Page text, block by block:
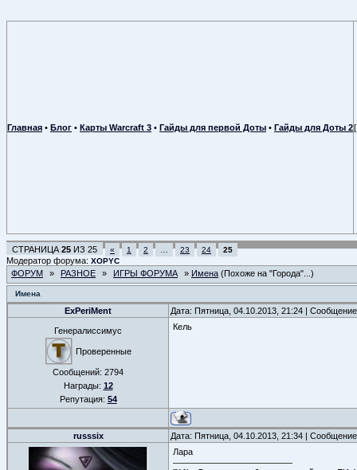
Главная • Блог • Карты Warcraft 3 • Гайды для первой Доты • Гайды для Доты 2
СТРАНИЦА 25 ИЗ 25 « 1 2 23 24 25
Модератор форума: XOPYC
ФОРУМ » РАЗНОЕ » ИГРЫ ФОРУМА » Имена (Похоже на "Города"...)
Имена
ExPeriMent Дата: Пятница, 04.10.2013, 21:24 |
Генералиссимус
Проверенные
Сообщений: 2794
Награды: 12
Репутация: 54
Кель
russsix Дата: Пятница, 04.10.2013, 21:34 |
Лара